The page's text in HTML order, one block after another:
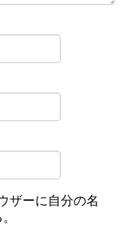
ザーに自分の名